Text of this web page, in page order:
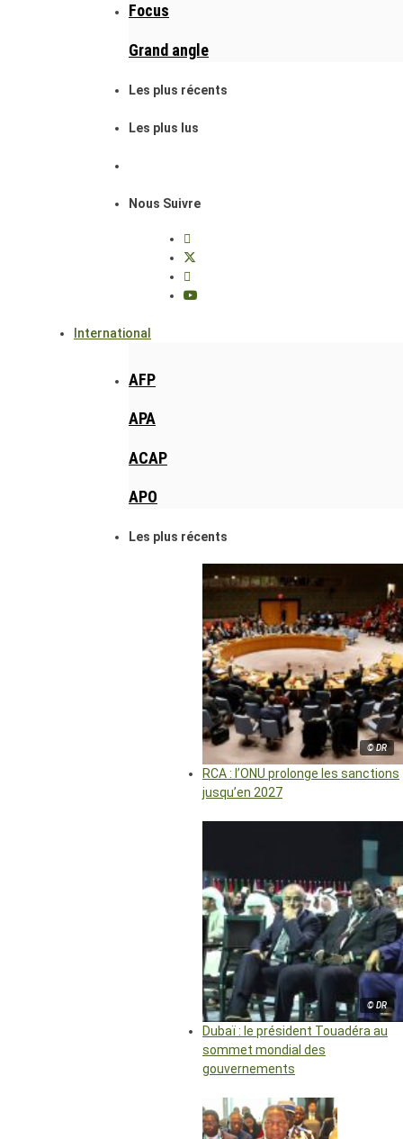
Focus
Grand angle
Les plus récents
Les plus lus
Nous Suivre
International
AFP
APA
ACAP
APO
Les plus récents
© DR
RCA : l’ONU prolonge les sanctions
jusqu’en 2027
© DR
Dubaï : le président Touadéra au
sommet mondial des
gouvernements